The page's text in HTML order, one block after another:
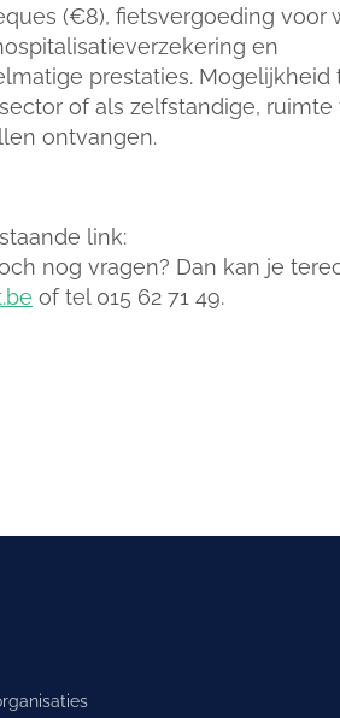
(€8), fietsvergoeding voor
en
prestaties. Mogelijkheid
of als zelfstandige, ruimte
ontvangen.
link:
nog vragen? Dan kan je
of tel 015 62 71 49.